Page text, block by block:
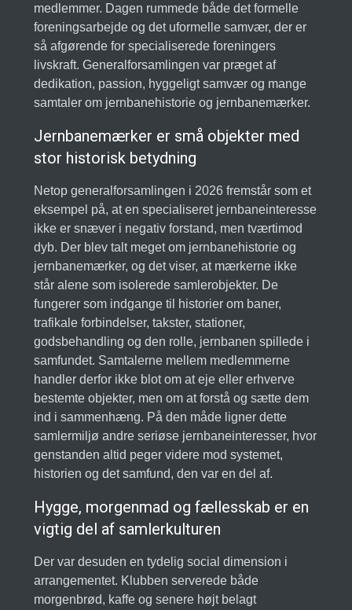
medlemmer. Dagen rummede både det formelle
foreningsarbejde og det uformelle samvær, der er
så afgørende for specialiserede foreningers
livskraft. Generalforsamlingen var præget af
dedikation, passion, hyggeligt samvær og mange
samtaler om jernbanehistorie og jernbanemærker.
Jernbanemærker er små objekter med
stor historisk betydning
Netop generalforsamlingen i 2026 fremstår som et
eksempel på, at en specialiseret jernbaneinteresse
ikke er snæver i negativ forstand, men tværtimod
dyb. Der blev talt meget om jernbanehistorie og
jernbanemærker, og det viser, at mærkerne ikke
står alene som isolerede samlerobjekter. De
fungerer som indgange til historier om baner,
trafikale forbindelser, takster, stationer,
godsbehandling og den rolle, jernbanen spillede i
samfundet. Samtalerne mellem medlemmerne
handler derfor ikke blot om at eje eller erhverve
bestemte objekter, men om at forstå og sætte dem
ind i sammenhæng. På den måde ligner dette
samlermiljø andre seriøse jernbaneinteresser, hvor
genstanden altid peger videre mod systemet,
historien og det samfund, den var en del af.
Hygge, morgenmad og fællesskab er en
vigtig del af samlerkulturen
Der var desuden en tydelig social dimension i
arrangementet. Klubben serverede både
morgenbrød, kaffe og senere højt belagt